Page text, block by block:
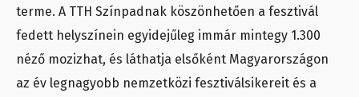
terme. A TTH Színpadnak köszönhetően a fesztivál
fedett helyszínein egyidejűleg immár mintegy 1.300
néző mozizhat, és láthatja elsőként Magyarországon
az év legnagyobb nemzetközi fesztiválsikereit és a